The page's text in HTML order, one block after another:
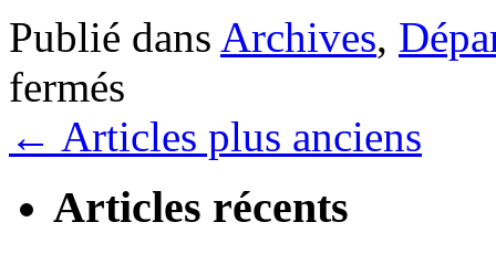
Publié dans Archives,
fermés
–
Golf
Grand
Avignon
← Articles plus anciens
Articles récents